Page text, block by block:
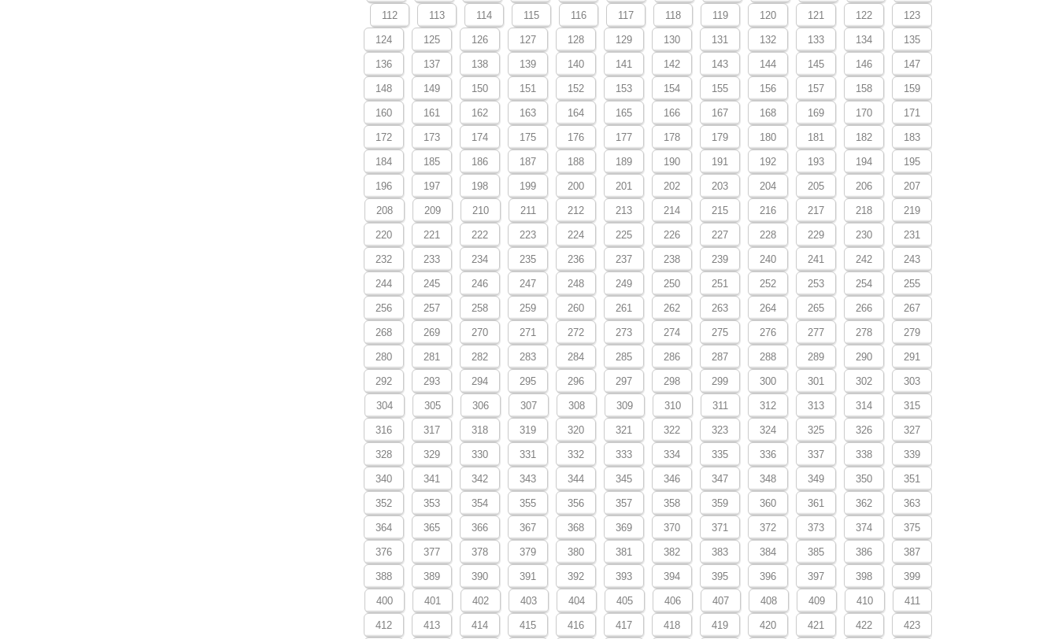
112 113 114 115 116 117 118 119 120 121 122 123
124 125 126 127 128 129 130 131 132 133 134 135
136 137 138 139 140 141 142 143 144 145 146 147
148 149 150 151 152 153 154 155 156 157 158 159
160 161 162 163 164 165 166 167 168 169 170 171
172 173 174 175 176 177 178 179 180 181 182 183
184 185 186 187 188 189 190 191 192 193 194 195
196 197 198 199 200 201 202 203 204 205 206 207
208 209 210 211 212 213 214 215 216 217 218 219
220 221 222 223 224 225 226 227 228 229 230 231
232 233 234 235 236 237 238 239 240 241 242 243
244 245 246 247 248 249 250 251 252 253 254 255
256 257 258 259 260 261 262 263 264 265 266 267
268 269 270 271 272 273 274 275 276 277 278 279
280 281 282 283 284 285 286 287 288 289 290 291
292 293 294 295 296 297 298 299 300 301 302 303
304 305 306 307 308 309 310 311 312 313 314 315
316 317 318 319 320 321 322 323 324 325 326 327
328 329 330 331 332 333 334 335 336 337 338 339
340 341 342 343 344 345 346 347 348 349 350 351
352 353 354 355 356 357 358 359 360 361 362 363
364 365 366 367 368 369 370 371 372 373 374 375
376 377 378 379 380 381 382 383 384 385 386 387
388 389 390 391 392 393 394 395 396 397 398 399
400 401 402 403 404 405 406 407 408 409 410 411
412 413 414 415 416 417 418 419 420 421 422 423